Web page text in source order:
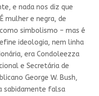
e nada nos diz que
mulher e negra, de
simbolismo – mas é
ideologia, nem linha
era Condoleezza
e Secretária de
George W. Bush,
sabidamente falsa